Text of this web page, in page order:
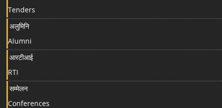
Tenders
अलुमिनि
Alumni
आरटीआई
RTI
सम्मेलन
Conferences